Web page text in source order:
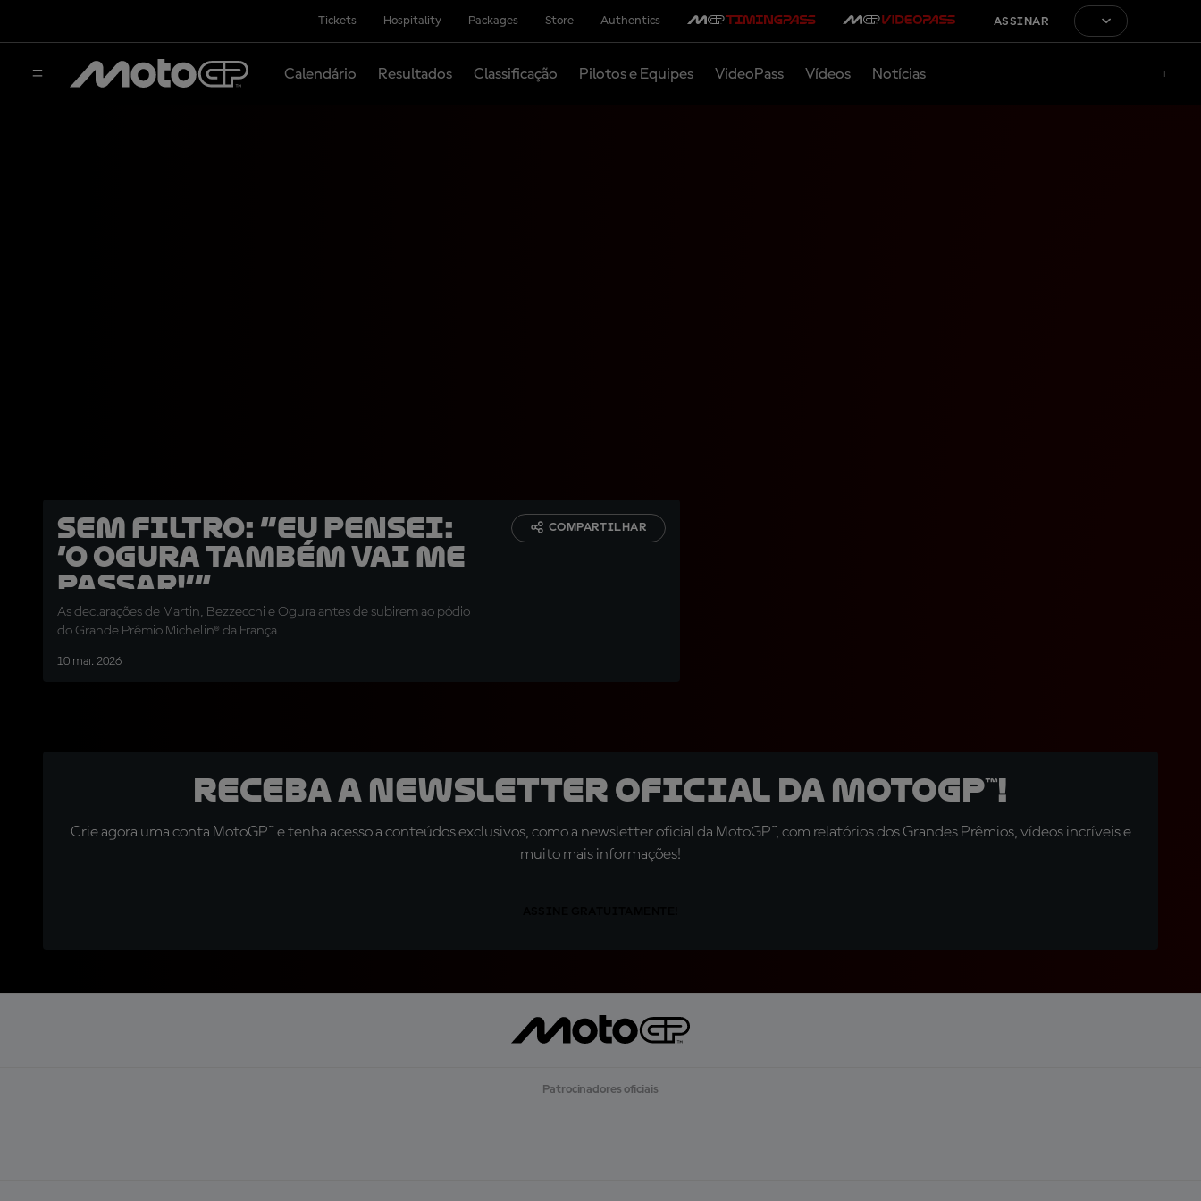
Tickets Hospitality Packages Store Authentics ASSINAR
Calendário Resultados Classificação Pilotos e Equipes VideoPass Vídeos Notícias
SEM FILTRO: “Eu pensei:
‘O Ogura também vai me
passar!’”
As declarações de Martin, Bezzecchi e Ogura antes de subirem ao pódio
do Grande Prêmio Michelin® da França
10 mai. 2026
COMPARTILHAR
Receba a newsletter oficial da MotoGP™!
Crie agora uma conta MotoGP™ e tenha acesso a conteúdos exclusivos, como a newsletter oficial da MotoGP™, com relatórios dos Grandes Prêmios, vídeos incríveis e
muito mais informações!
Patrocinadores oficiais